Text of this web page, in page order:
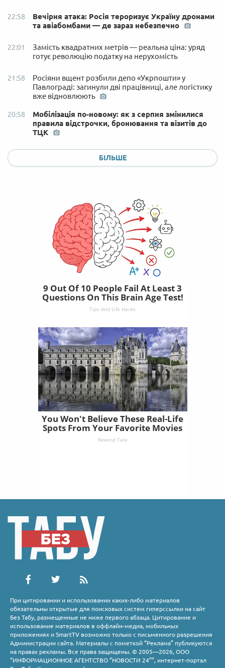
22:58
Вечірня атака: Росія тероризує Україну дронами
та авіабомбами — де зараз небезпечно
22:01
Замість квадратних метрів — реальна ціна: уряд
готує революцію податку на нерухомість
21:58
Росіяни вщент розбили депо «Укрпошти» у
Павлограді: загинули дві працівниці, але логістику
вже відновлюють
20:58
Мобілізація по-новому: як з серпня змінилися
правила відстрочки, бронювання та візитів до
ТЦК
БІЛЬШЕ
9 Out Of 10 People Fail At Least 3
Questions On This Brain Age Test!
Tips And Life Hacks
You Won't Believe These Real-Life
Spots From Your Favorite Movies
Rewind Tale
При цитировании и использовании каких-либо материалов
обязательны открытые для поисковых систем гиперссылки на сайт
Без Табу, размещенные не ниже первого абзаца. Цитирование и
использование материалов в оффлайн-медиа, мобильных
приложениях и SmartTV возможно только с письменного разрешения
Администрации сайта. Материалы с пометкой “Реклама” публикуются
на правах рекламы. Все права защищены. © 2005—2026, ООО
“ИНФОРМАЦИОННОЕ АГЕНТСТВО “НОВОСТИ 24””, интернет-портал